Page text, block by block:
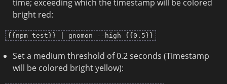
time; exceeding which the timestamp will be colored
bright red:
{{npm test}} | gnomon --high {{0.5}}
Set a medium threshold of 0.2 seconds (Timestamp
will be colored bright yellow):